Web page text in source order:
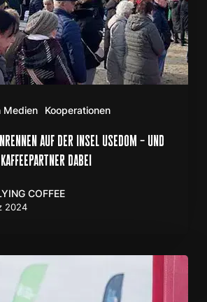
Medien Kooperationen
auf der insel usedom – und
dabei
COFFEE
2024